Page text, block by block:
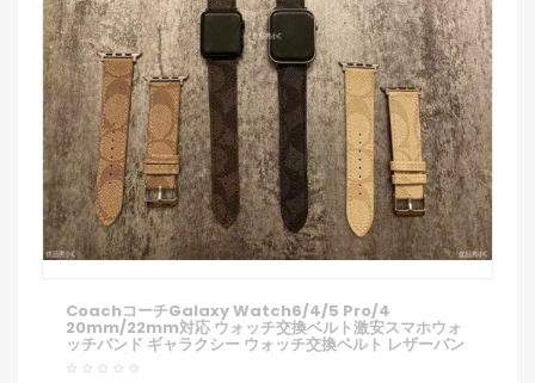
CoachコーチGalaxy Watch6/4/5 Pro/4
20mm/22mm対応 ウォッチ交換ベルト激安スマホウォ
ッチバンド ギャラクシー ウォッチ交換ベルト レザーバン
ド 腕時計ベルト お洒落 男女適用